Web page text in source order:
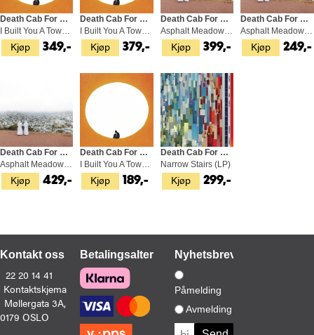
Kjøp
Death Cab For Cutie
I Built You A Tower (LP)
349,- Kjøp
Death Cab For Cutie
I Built You A Tower - LTD (LP)
379,- Kjøp
Death Cab For Cutie
Asphalt Meadows (LP)
399,- Kjøp
Death Cab For Cutie
Asphalt Meadows (CD)
249,-
Kjøp
Death Cab For Cutie
429,- Kjøp
Death Cab For Cutie
189,- Kjøp
Death Cab For Cutie
Narrow Stairs (LP)
299,-
Kontakt oss
22 20 14 41
Kontaktskjema
Møllergata 3A,
0179 OSLO
BetalingsalternativerNyhetsbrev
Påmelding
Avmelding